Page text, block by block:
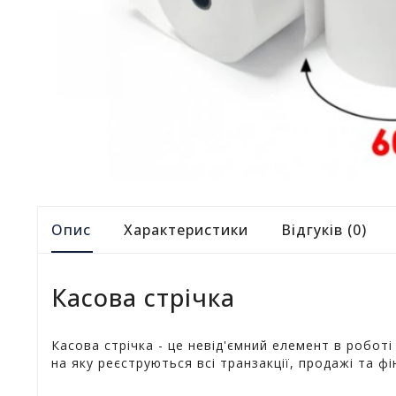
Опис Характеристики Відгуків (0)
Касова стрічка
Касова стрічка - це невід'ємний елемент в
на яку реєструються всі транзакції, продажі та